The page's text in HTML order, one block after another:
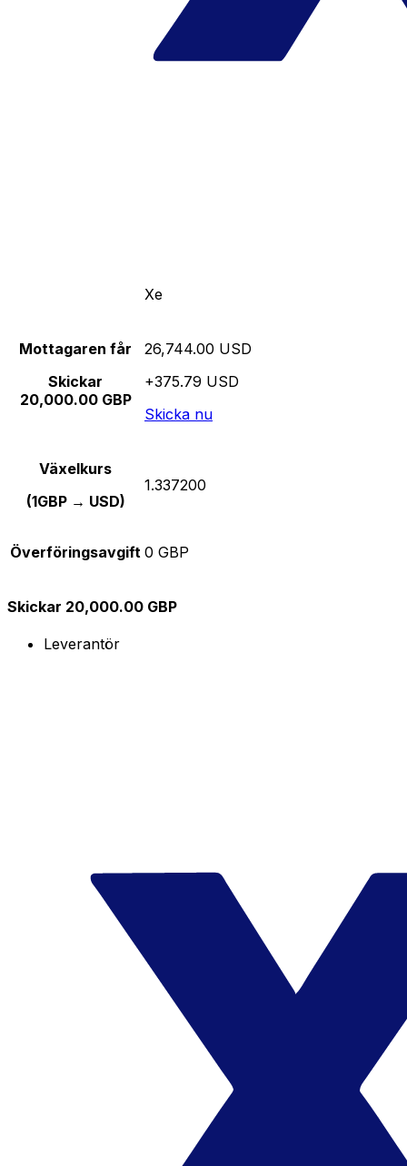
Xe
Mottagaren får
Skickar
20,000.00 GBP
26,744.00 USD
+375.79 USD
Skicka nu
Växelkurs
(1GBP → USD)
1.337200
Överföringsavgift 0 GBP
Skickar 20,000.00 GBP
Leverantör